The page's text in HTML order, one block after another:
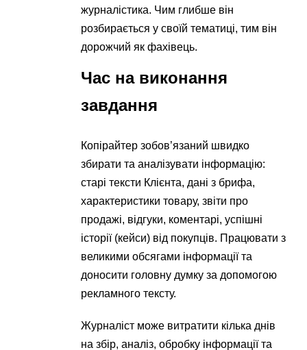
журналістика. Чим глибше він
розбирається у своїй тематиці, тим він
дорожчий як фахівець.
Час на виконання
завдання
Копірайтер зобов’язаний швидко
збирати та аналізувати інформацію:
старі тексти Клієнта, дані з брифа,
характеристики товару, звіти про
продажі, відгуки, коментарі, успішні
історії (кейси) від покупців. Працювати з
великими обсягами інформації та
доносити головну думку за допомогою
рекламного тексту.
Журналіст може витратити кілька днів
на збір, аналіз, обробку інформації та